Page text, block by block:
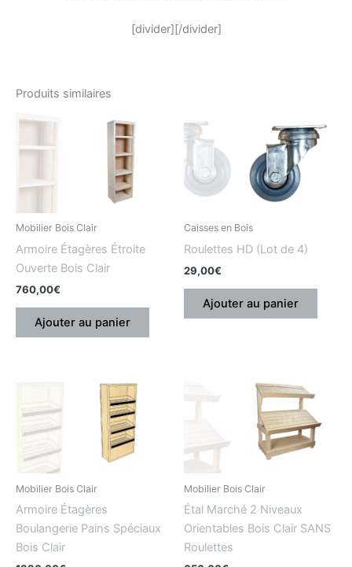
[divider][/divider]
Produits similaires
Mobilier Bois Clair
Armoire Étagères Étroite
Ouverte Bois Clair
760,00€
Ajouter au panier
Caisses en Bois
Roulettes HD (Lot de 4)
29,00€
Ajouter au panier
Mobilier Bois Clair
Armoire Étagères
Boulangerie Pains Spéciaux
Bois Clair
Mobilier Bois Clair
Étal Marché 2 Niveaux
Orientables Bois Clair SANS
Roulettes